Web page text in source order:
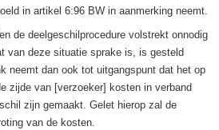
in artikel 6:96 BW in aanmerking neemt.
de deelgeschilprocedure volstrekt onnodig
van deze situatie sprake is, is gesteld
neemt dan ook tot uitgangspunt dat het op
zijde van [verzoeker] kosten in verband
zijn gemaakt. Gelet hierop zal de
van de kosten.